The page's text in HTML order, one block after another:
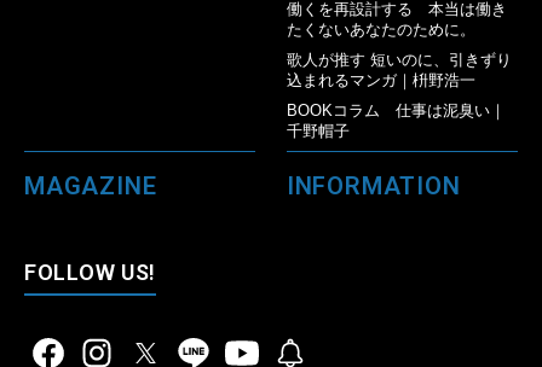
働くを再設計する 本当は働き
たくないあなたのために。
歌人が推す 短いのに、引きずり
込まれるマンガ｜枡野浩一
BOOKコラム 仕事は泥臭い｜
千野帽子
MAGAZINE INFORMATION
FOLLOW US!